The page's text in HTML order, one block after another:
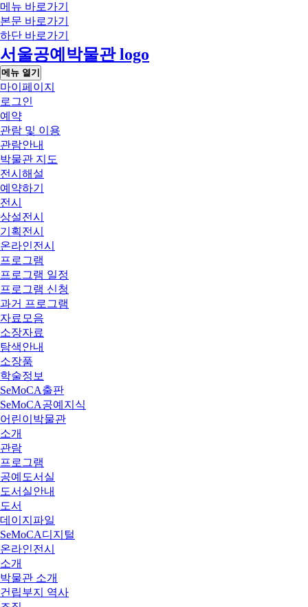
메뉴 바로가기
본문 바로가기
하단 바로가기
서울공예박물관 logo
메뉴 열기
마이페이지
로그인
예약
관람 및 이용
관람안내
박물관 지도
전시해설
예약하기
전시
상설전시
기획전시
온라인전시
프로그램
프로그램 일정
프로그램 신청
과거 프로그램
자료모음
소장자료
탐색안내
소장품
학술정보
SeMoCA출판
SeMoCA공예지식
어린이박물관
소개
관람
프로그램
공예도서실
도서실안내
도서
데이지파일
SeMoCA디지털
온라인전시
소개
박물관 소개
건립부지 역사